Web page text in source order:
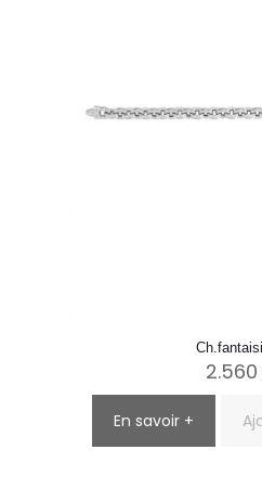
2.560
En savoir +